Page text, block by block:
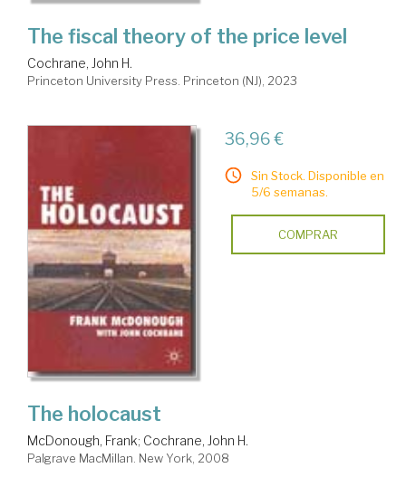
The fiscal theory of the price level
Cochrane, John H.
Princeton University Press. Princeton (NJ), 2023
36,96 €
Sin Stock. Disponible en
5/6 semanas.
COMPRAR
The holocaust
McDonough, Frank; Cochrane, John H.
Palgrave MacMillan. New York, 2008